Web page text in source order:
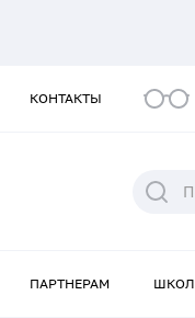
КОНТАКТЫ
ПАРТНЕРАМ